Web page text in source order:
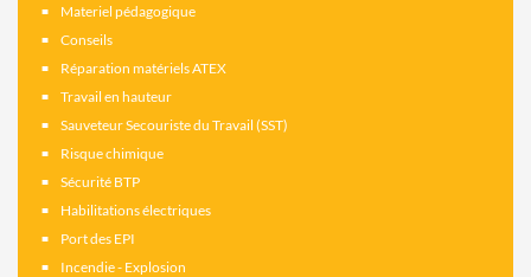
Materiel pédagogique
Conseils
Réparation matériels ATEX
Travail en hauteur
Sauveteur Secouriste du Travail (SST)
Risque chimique
Sécurité BTP
Habilitations électriques
Port des EPI
Incendie - Explosion